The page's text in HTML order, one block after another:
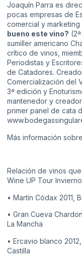
Joaquín Parra es
pocas empresas de
comercial y marketing
bueno este vino?
sumiller americano
crítico de vinos,
Periodistas y
de Catadores.
Comercialización del
3ª edición y
mantenedor y
primer panel de cata
Más información
Relación de vinos
Wine UP Tour
• Martín Códax 2011,
• Gran Cueva
La Mancha
• Ercavio blanco
Castilla